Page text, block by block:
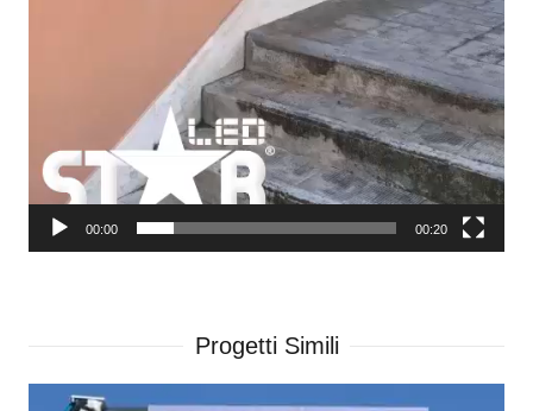
00:00 00:20
Progetti Simili